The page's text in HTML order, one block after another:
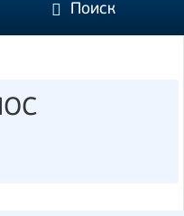
Поиск